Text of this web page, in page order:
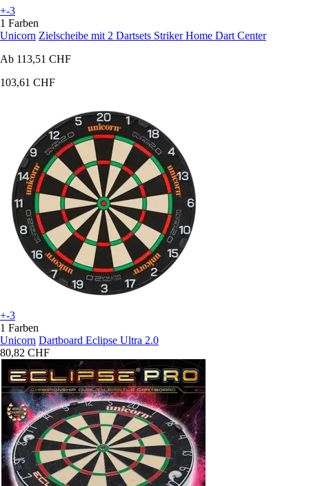
+-3
1 Farben
Unicorn Zielscheibe mit 2 Dartsets Striker Home Dart Center
Ab 113,51 CHF
103,61 CHF
+-3
1 Farben
Unicorn Dartboard Eclipse Ultra 2.0
80,82 CHF